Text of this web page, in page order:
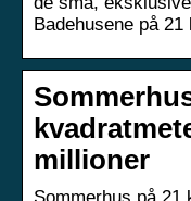
Badehusene på
millioner
Sommerhus på